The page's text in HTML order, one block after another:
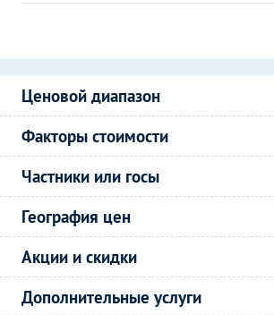
Ценовой диапазон
Факторы стоимости
Частники или госы
География цен
Акции и скидки
Дополнительные услуги